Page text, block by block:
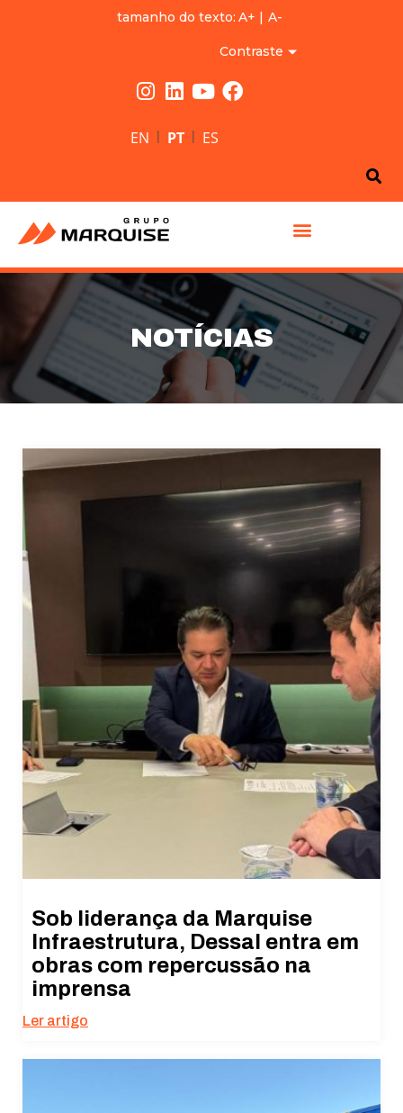
tamanho do texto: A+ | A-
Contraste
EN | PT | ES
NOTÍCIAS
Sob liderança da Marquise
Infraestrutura, Dessal entra em
obras com repercussão na
imprensa
Ler artigo